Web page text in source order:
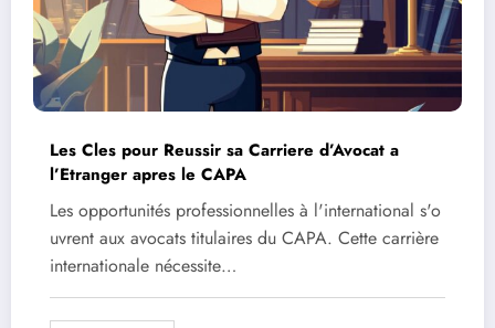
Les Cles pour Reussir sa Carriere d’Avocat a
l’Etranger apres le CAPA
Les opportunités professionnelles à l'international s'o
uvrent aux avocats titulaires du CAPA. Cette carrière
internationale nécessite…